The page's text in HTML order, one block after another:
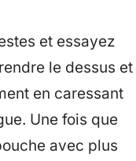
et essayez
le dessus et
en caressant
Une fois que
avec plus